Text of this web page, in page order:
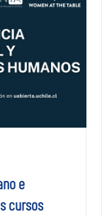
e
cursos